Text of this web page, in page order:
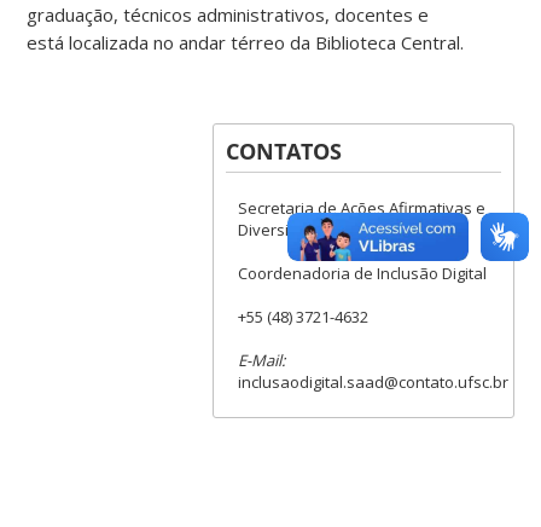
graduação, técnicos administrativos, docentes e
está localizada no andar térreo da Biblioteca Central.
CONTATOS
Secretaria de Ações Afirmativas e
Diversidades
Coordenadoria de Inclusão Digital
+55 (48) 3721-4632
E-Mail:
inclusaodigital.saad@contato.ufsc.br